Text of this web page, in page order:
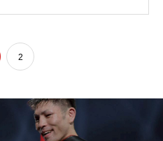
2